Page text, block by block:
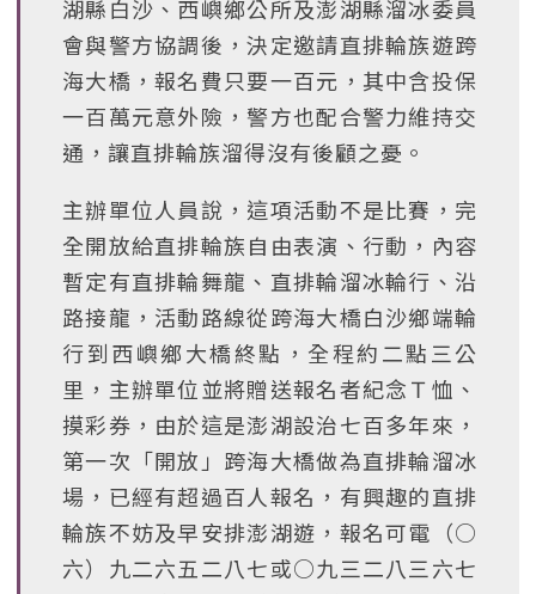
湖縣白沙、西嶼鄉公所及澎湖縣溜冰委員
會與警方協調後，決定邀請直排輪族遊跨
海大橋，報名費只要一百元，其中含投保
一百萬元意外險，警方也配合警力維持交
通，讓直排輪族溜得沒有後顧之憂。
主辦單位人員說，這項活動不是比賽，完
全開放給直排輪族自由表演、行動，內容
暫定有直排輪舞龍、直排輪溜冰輪行、沿
路接龍，活動路線從跨海大橋白沙鄉端輪
行到西嶼鄉大橋終點，全程約二點三公
里，主辦單位並將贈送報名者紀念Ｔ恤、
摸彩券，由於這是澎湖設治七百多年來，
第一次「開放」跨海大橋做為直排輪溜冰
場，已經有超過百人報名，有興趣的直排
輪族不妨及早安排澎湖遊，報名可電（○
六）九二六五二八七或○九三二八三六七